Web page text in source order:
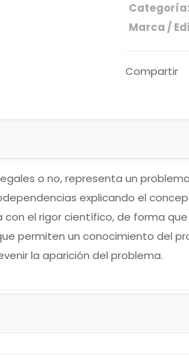
Categoría:
Marca /
Compartir
o no, representa un
explicando el
el rigor científico, de forma
permiten un conocimiento del
la aparición del problema.